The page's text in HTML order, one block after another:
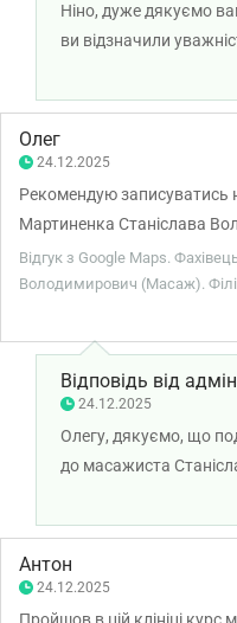
Ніно, дуже дякуємо
ви відзначили
масажиста
міцного здоров'я!
Олег
24.12.2025
Рекомендую записуватись
Мартиненка Станіслава
підхід до справи.
Відгук з Google Maps.
Володимирович (Масаж).
Відповідь від
24.12.2025
Олегу, дякуємо, що
до масажиста
залишилися
обслуговування
Антон
24.12.2025